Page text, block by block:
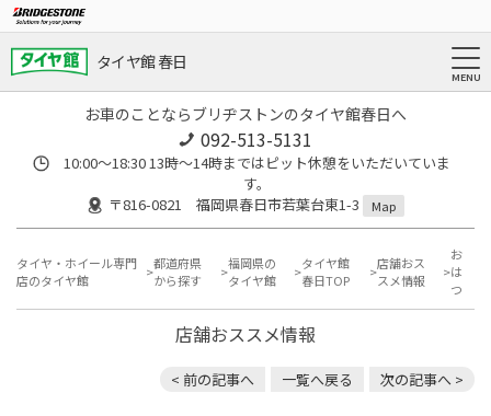
タイヤ館 春日
お車のことならブリヂストンのタイヤ館春日へ
092-513-5131
10:00～18:30 13時〜14時まではピット休憩をいただいていま
す。
〒816-0821 福岡県春日市若葉台東1-3
Map
タイヤ・ホイール専門
店のタイヤ館
都道府県
から探す
福岡県の
タイヤ館
タイヤ館
春日TOP
店舗おス
スメ情報
お
は
つ
店舗おススメ情報
< 前の記事へ 一覧へ戻る 次の記事へ >